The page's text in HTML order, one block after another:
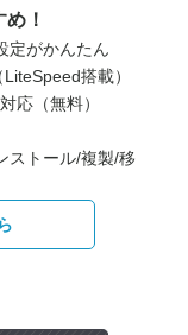
！
定がかんたん
搭載）
応（無料）
ストール/複製/移